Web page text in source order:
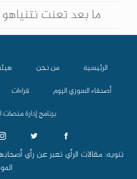
ما بعد تعنت نتنياهو
الرئيسية من نحن
أصدقاء السوري اليوم
قراءات
برنامج إدارة
تنويه: مقالات الرأي تعبر عن رأي